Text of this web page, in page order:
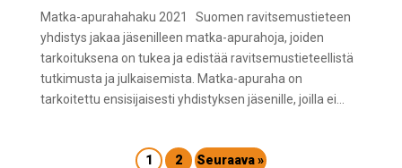
Matka-apurahahaku 2021 Suomen ravitsemustieteen
yhdistys jakaa jäsenilleen matka-apurahoja, joiden
tarkoituksena on tukea ja edistää ravitsemustieteellistä
tutkimusta ja julkaisemista. Matka-apuraha on
tarkoitettu ensisijaisesti yhdistyksen jäsenille, joilla ei...
1 2 Seuraava »